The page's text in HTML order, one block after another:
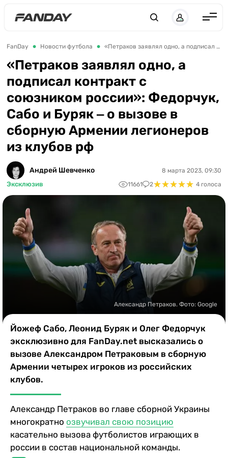
Англия
Испания
Германия
Италия
Франция
Украина
ЛЕ
ЧЕ-2028
Букмекеры
Казино
FanDay Новости футбола «Петраков заявлял одно, а подписал контракт с союзником россии»: Федорчук, Сабо и Буряк ‒ о вызове в сборную Армении легионеров из клубов рф
«Петраков заявлял одно, а
подписал контракт с
союзником россии»: Федорчук,
Сабо и Буряк ‒ о вызове в
сборную Армении легионеров
из клубов рф
Андрей Шевченко
Эксклюзив
8 марта 2023, 09:30
11661
2★★★★★
★★★★★ 4 голоса
Александр Петраков. Фото: Google
Йожеф Сабо, Леонид Буряк и Олег Федорчук
эксклюзивно для FanDay.net высказались о
вызове Александром Петраковым в сборную
Армении четырех игроков из российских
клубов.
Александр Петраков во главе сборной Украины
многократно озвучивал свою позицию
касательно вызова футболистов играющих в
россии в состав национальной команды.